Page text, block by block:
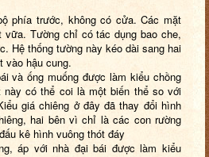
phía trước, không có cửa. Các mặt
Tường chỉ có tác dụng bao che,
Hệ thống tường này kéo dài sang hai
vào hậu cung.
và ống muống được làm kiểu chồng
này có thể coi là một biến thể so với
giá chiêng ở đây đã thay đổi hình
hai bên vì chỉ là các con rường
kê hình vuông thót đáy
áp với nhà đại bái được làm kiểu